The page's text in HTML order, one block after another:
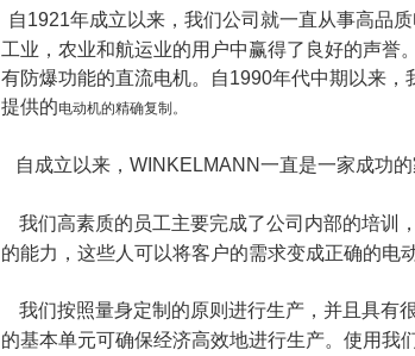
自1921年成立以来，我们公司就一直从事高品
工业，农业和航运业的用户中赢得了良好的声誉。
有防爆功能的直流电机。自1990年代中期以来，
提供的电动机的精确复制。
自成立以来， WINKELMANN一直是一家成功
我们高素质的员工主要完成了公司内部的培训
的能力，这些人可以将客户的需求变成正确的电动
我们按照量身定制的原则进行生产，并且具有
的基本单元可确保经济高效地进行生产。使用我